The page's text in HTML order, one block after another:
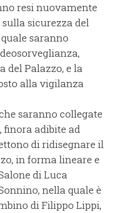
resi nuovamente
sicurezza del
saranno
del Palazzo, e la
alla vigilanza
saranno collegate
finora adibite ad
di ridisegnare il
in forma lineare e
di Luca
nella quale è
di Filippo Lippi,